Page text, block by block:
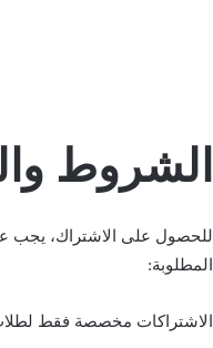
الشروط
للحصول على الاشتراك، يجب
المطلوبة:
الاشتراكات مخصصة فقط